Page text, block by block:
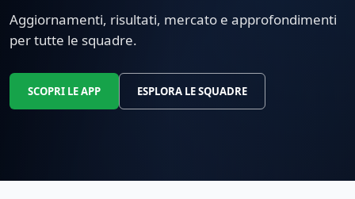
Aggiornamenti, risultati, mercato e approfondimenti
per tutte le squadre.
SCOPRI LE APP ESPLORA LE SQUADRE